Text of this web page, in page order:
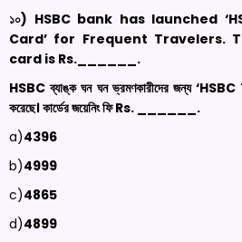
১০) HSBC bank has launched
Card’ for Frequent Travelers.
card is Rs.______.
HSBCব্যাঙ্ক ঘন ঘন ভ্রমণকারীদের জন্য ‘HSBC
করেছে। কার্ডের জয়েনিং ফিRs. ______.
a)4396
b)4999
c)4865
d)4899